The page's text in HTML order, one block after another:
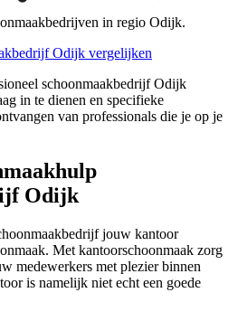
in regio Odijk.
Odijk vergelijken
schoonmaakbedrijf Odijk
in te dienen en specifieke
van professionals die je op je
Odijk
jouw kantoor
Met kantoorschoonmaak zorg
medewerkers met plezier binnen
is namelijk niet echt een goede